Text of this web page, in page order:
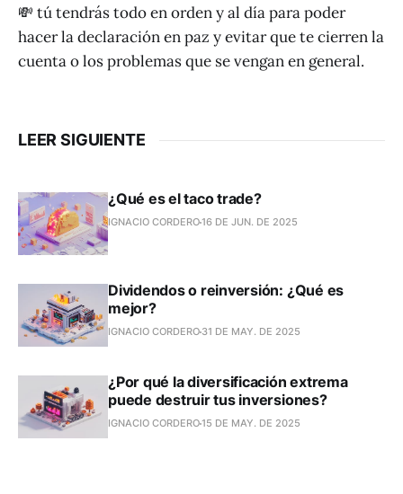
💸 tú tendrás todo en orden y al día para poder
hacer la declaración en paz y evitar que te cierren la
cuenta o los problemas que se vengan en general.
LEER SIGUIENTE
¿Qué es el taco trade?
IGNACIO CORDERO16 DE JUN. DE 2025
Dividendos o reinversión: ¿Qué es
mejor?
IGNACIO CORDERO 31 DE MAY. DE 2025
¿Por qué la diversificación extrema
puede destruir tus inversiones?
IGNACIO CORDERO15 DE MAY. DE 2025